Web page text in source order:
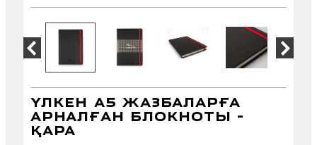
ҮЛКЕН A5 ЖАЗБАЛАРҒА
АРНАЛҒАН БЛОКНОТЫ –
ҚАРА